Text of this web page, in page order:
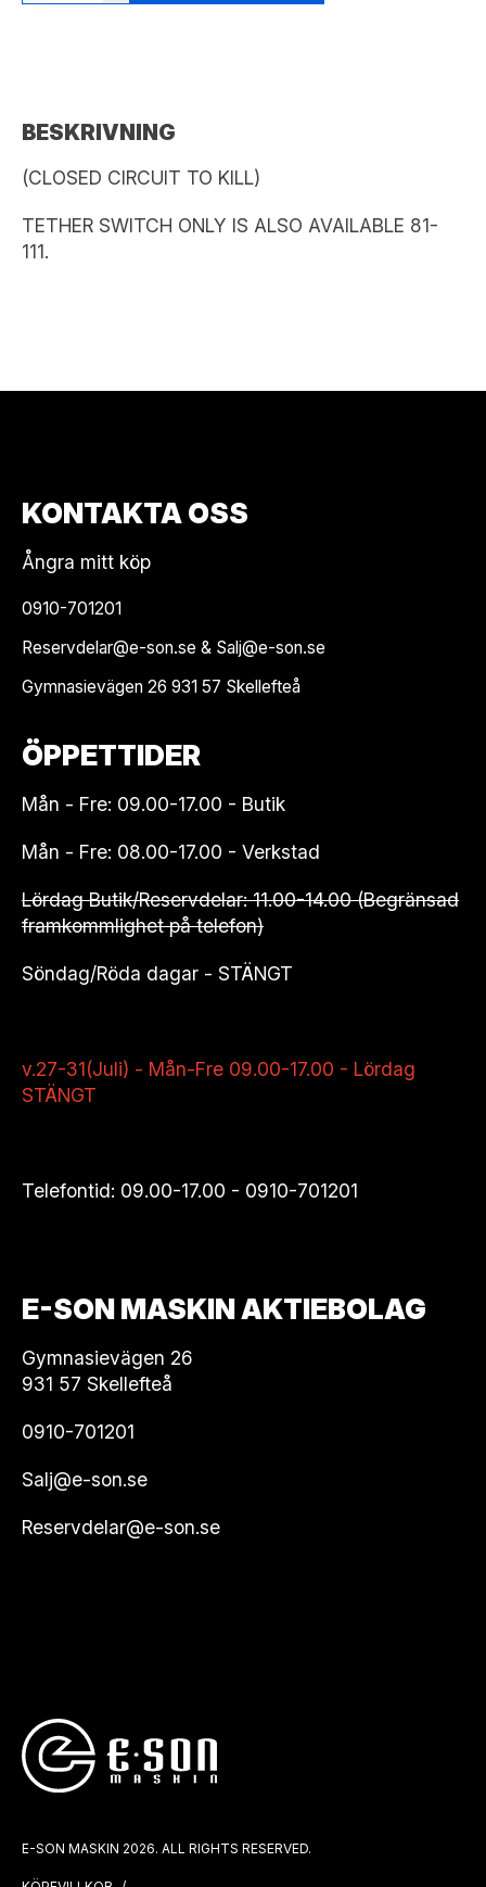
BESKRIVNING
(CLOSED CIRCUIT TO KILL)
TETHER SWITCH ONLY IS ALSO AVAILABLE 81-
111.
KONTAKTA OSS
Ångra mitt köp
0910-701201
Reservdelar@e-son.se & Salj@e-son.se
Gymnasievägen 26 931 57 Skellefteå
ÖPPETTIDER
Mån - Fre: 09.00-17.00 - Butik
Mån - Fre: 08.00-17.00 - Verkstad
Lördag Butik/Reservdelar: 11.00-14.00 (Begränsad
framkommlighet på telefon)
Söndag/Röda dagar - STÄNGT
v.27-31(Juli) - Mån-Fre 09.00-17.00 - Lördag
STÄNGT
Telefontid: 09.00-17.00 - 0910-701201
E-SON MASKIN AKTIEBOLAG
Gymnasievägen 26
931 57 Skellefteå
0910-701201
Salj@e-son.se
Reservdelar@e-son.se
E-SON MASKIN 2026. ALL RIGHTS RESERVED.